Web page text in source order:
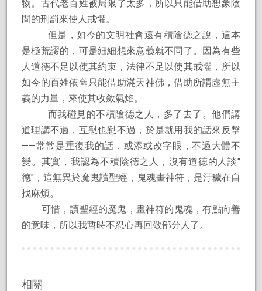
物。古代老百姓被局限了太多，所以只能借助想象陰
間的刑罰來使人戒懼。
但是，如今的文明社會還有積陰德之說，這本
是極荒謬的，可是細細想來意義就不同了。因為有些
人道德不足以使其約束，法律不足以使其戒懼，所以
如今的百姓依舊只能借助滿天神佛，借助所謂虛無主
義的力量，來使其收斂氣焰。
而我碰見的不積陰德之人，多了去了。他們講
道理講不過，互懟也懟不過，於是就用我的話來反擊
——常常是重復我的話，或添或改字眼，不過大體不
變。其實，我認為不積陰德之人，沒有道德的人談″
德"，這無異於魔鬼讀聖經，鬼魂畫神符，是汙穢在自
找麻煩。
可惜，讀聖經的魔鬼，畫神符的鬼魂，有點向善
的意味，所以我暫時不忍心再回敬部分人了。
相關